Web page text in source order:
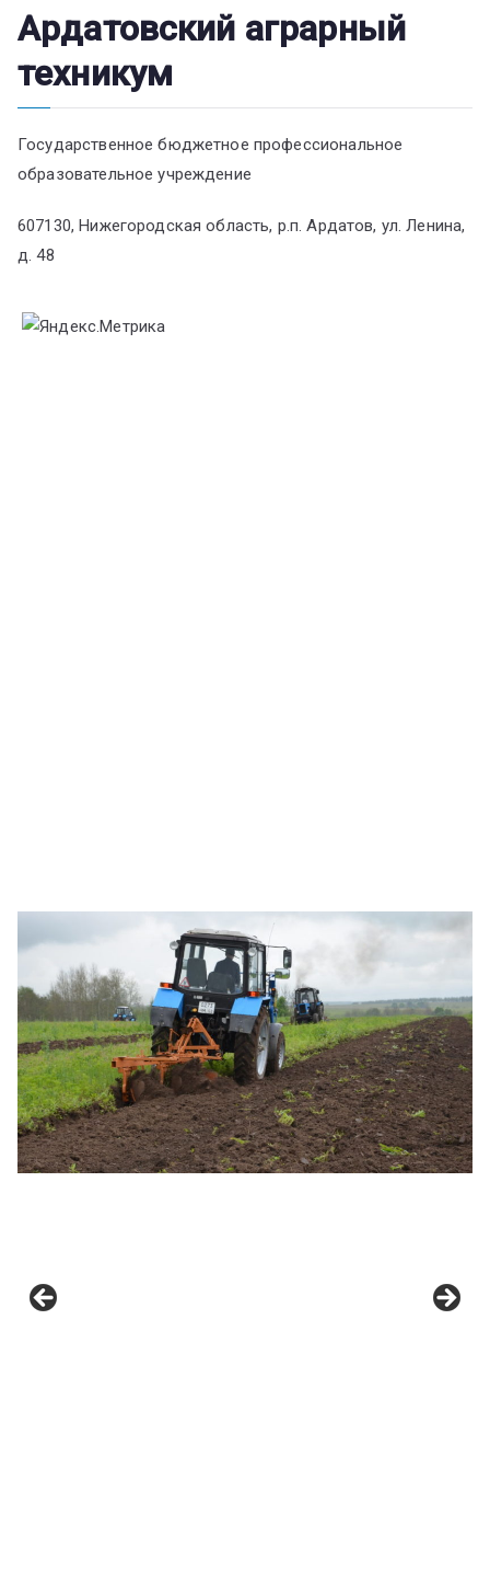
Ардатовский аграрный
техникум
Государственное бюджетное профессиональное
образовательное учреждение
607130, Нижегородская область, р.п. Ардатов, ул. Ленина,
д. 48